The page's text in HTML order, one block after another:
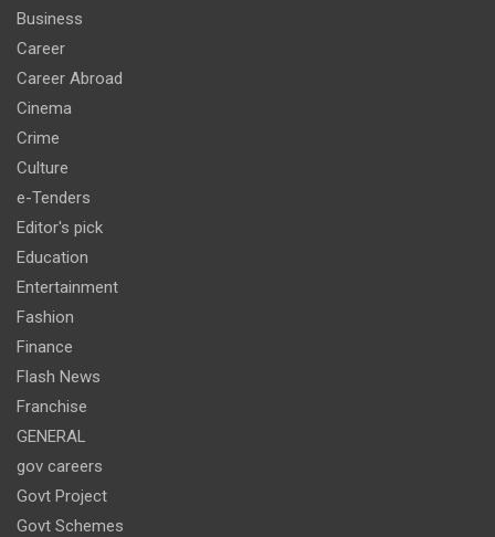
Business
Career
Career Abroad
Cinema
Crime
Culture
e-Tenders
Editor's pick
Education
Entertainment
Fashion
Finance
Flash News
Franchise
GENERAL
gov careers
Govt Project
Govt Schemes